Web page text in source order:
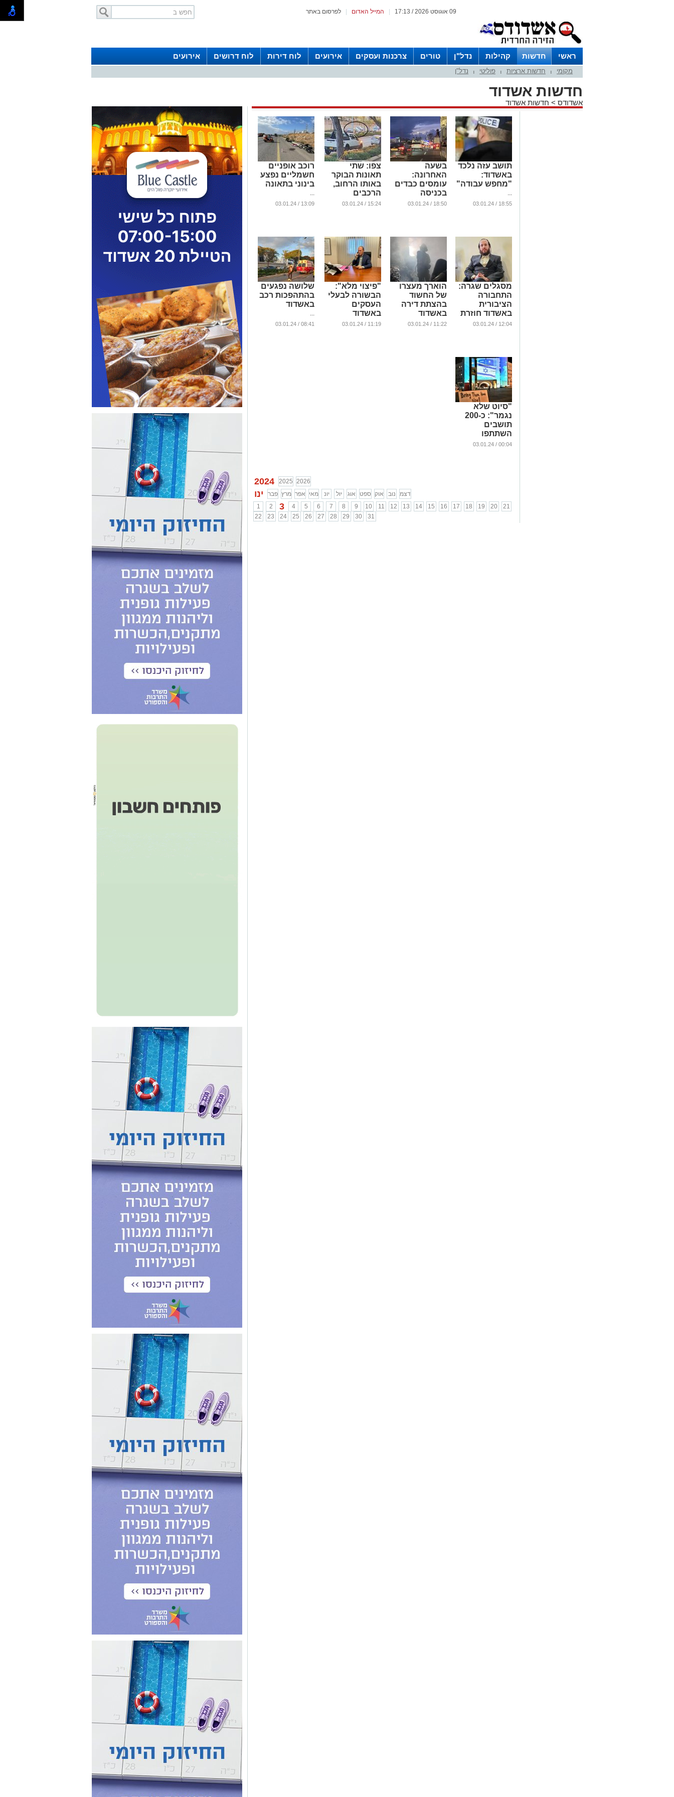
לפרסום באתר המייל האדום 09 אוגוסט 2026 / 17:13
ראשי חדשות קהילות נדל"ן טורים צרכנות ועסקים אירועים לוח דירות לוח דרושים אירועים
מקומי חדשות ארציות פוליטי נדל"ן
חדשות אשדוד
אשדודס > חדשות אשדוד
תושב עזה נלכד
באשדוד:
"מחפש עבודה"
...
18:55 / 03.01.24
בשעה
האחרונה:
עומסים כבדים
בכניסה
הדרומית
18:50 / 03.01.24
צפו: שתי
תאונות הבוקר
באותו הרחוב,
הרכבים
התהפכו,
15:24 / 03.01.24
רוכב אופניים
חשמליים נפצע
בינוני בתאונה
...
13:09 / 03.01.24
מסגלים שגרה:
התחבורה
הציבורית
באשדוד חוזרת
לשגרה מלאה
12:04 / 03.01.24
הוארך מעצרו
של החשוד
בהצתת דירה
באשדוד
...
11:22 / 03.01.24
"פיצוי מלא":
הבשורה לבעלי
העסקים
באשדוד
...
11:19 / 03.01.24
שלושה נפגעים
בהתהפכות רכב
באשדוד
...
08:41 / 03.01.24
"סיוט שלא
נגמר": כ-200
תושבים
השתתפו
בעצרת לשחרור
00:04 / 03.01.24
2024 2025 2026
ינו פבר מרץ אפר מאי יונ יול אוג ספט אוק נוב
דצמ
1
2 3 4 5 6 7 8 9 10 11 12 13 14 15 16 17 18 19 20
21
22
23 24 25 26 27 28 29 30 31